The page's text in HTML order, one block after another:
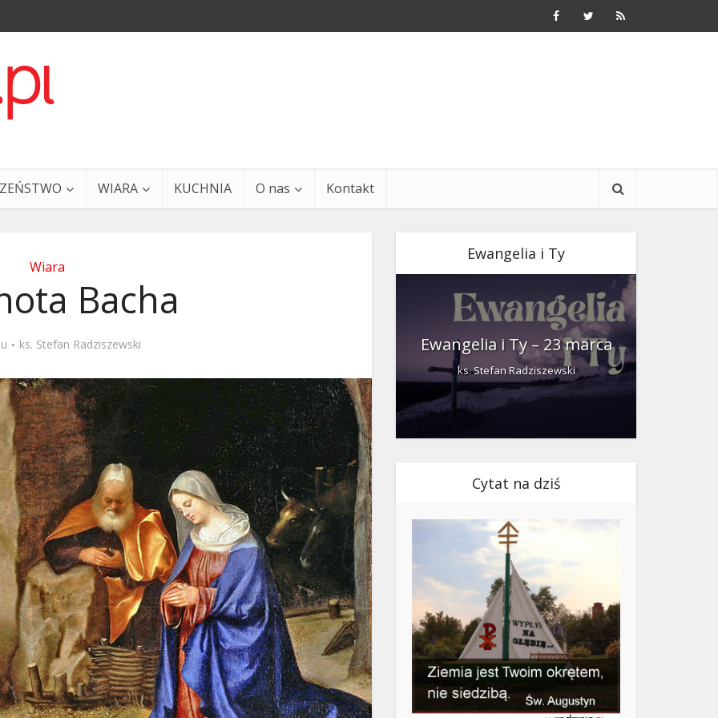
WIARA KUCHNIA O nas Kontakt
Wiara
Bacha
ks. Stefan Radziszewski
Ewangelia i Ty
i Ty – 29 grudnia Ewangelia i Ty – 23 marca
ks. Stefan Radziszewski
Cytat na dziś